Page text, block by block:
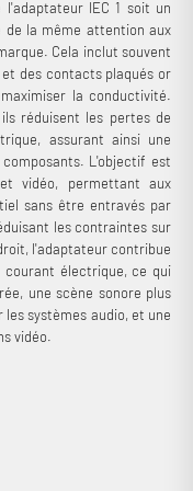
IEC 1 soit un
de la même attention aux
Cela inclut souvent
des contacts plaqués or
la conductivité.
réduisent les pertes de
assurant ainsi une
L'objectif est
vidéo, permettant aux
sans être entravés par
les contraintes sur
l'adaptateur contribue
courant électrique, ce qui
une scène sonore plus
systèmes audio, et une
vidéo.